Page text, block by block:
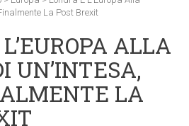
La Post Brexit
ALLA
UN’INTESA,
LA